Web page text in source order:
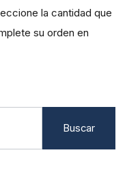
la cantidad que
su orden en
Buscar